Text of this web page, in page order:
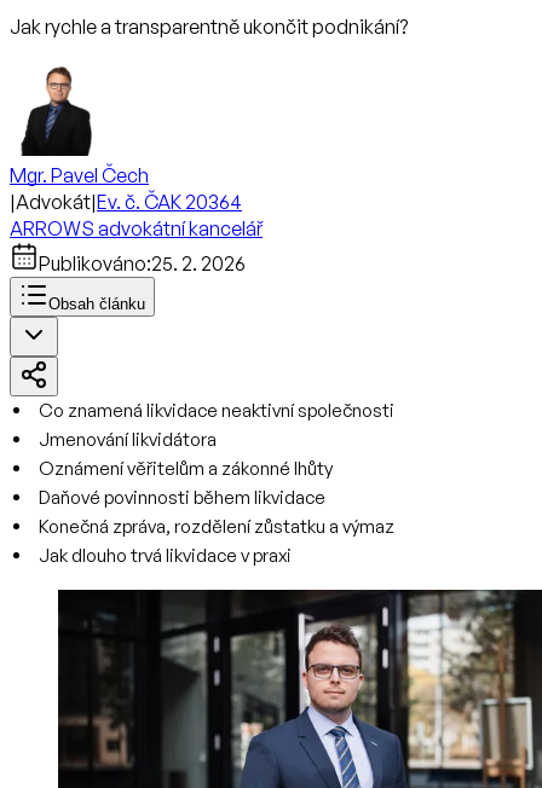
Jak rychle a transparentně ukončit podnikání?
Mgr. Pavel Čech
|Advokát|Ev. č. ČAK 20364
ARROWS advokátní kancelář
Publikováno:25. 2. 2026
Obsah článku
Co znamená likvidace neaktivní společnosti
Jmenování likvidátora
Oznámení věřitelům a zákonné lhůty
Daňové povinnosti během likvidace
Konečná zpráva, rozdělení zůstatku a výmaz
Jak dlouho trvá likvidace v praxi